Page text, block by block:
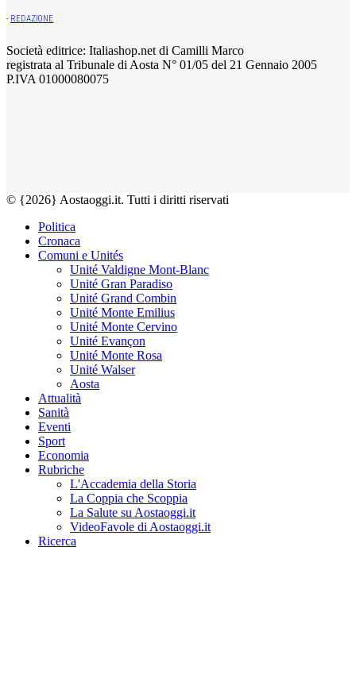
- REDAZIONE
Società editrice: Italiashop.net di Camilli Marco
registrata al Tribunale di Aosta N° 01/05 del 21 Gennaio 2005
P.IVA 01000080075
© {2026} Aostaoggi.it. Tutti i diritti riservati
Politica
Cronaca
Comuni e Unités
Unité Valdigne Mont-Blanc
Unité Gran Paradiso
Unité Grand Combin
Unité Monte Emilius
Unité Monte Cervino
Unité Evançon
Unité Monte Rosa
Unité Walser
Aosta
Attualità
Sanità
Eventi
Sport
Economia
Rubriche
L'Accademia della Storia
La Coppia che Scoppia
La Salute su Aostaoggi.it
VideoFavole di Aostaoggi.it
Ricerca